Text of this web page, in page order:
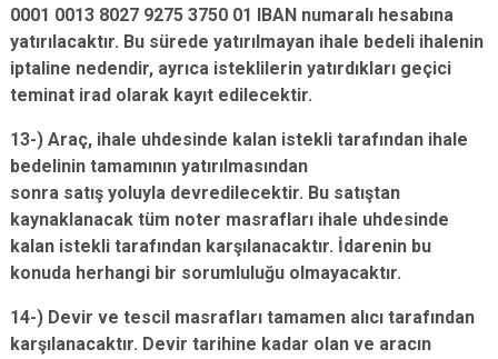
0001 0013 8027 9275 3750 01 IBAN numaralı hesabına
yatırılacaktır. Bu sürede yatırılmayan ihale bedeli ihalenin
iptaline nedendir, ayrıca isteklilerin yatırdıkları geçici
teminat irad olarak kayıt edilecektir.
13-) Araç, ihale uhdesinde kalan istekli tarafından ihale
bedelinin tamamının yatırılmasından
sonra satış yoluyla devredilecektir. Bu satıştan
kaynaklanacak tüm noter masrafları ihale uhdesinde
kalan istekli tarafından karşılanacaktır. İdarenin bu
konuda herhangi bir sorumluluğu olmayacaktır.
14-) Devir ve tescil masrafları tamamen alıcı tarafından
karşılanacaktır. Devir tarihine kadar olan ve aracın